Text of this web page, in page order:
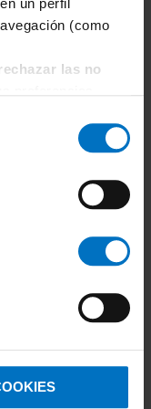
un perfil
(como
las no
3x2)